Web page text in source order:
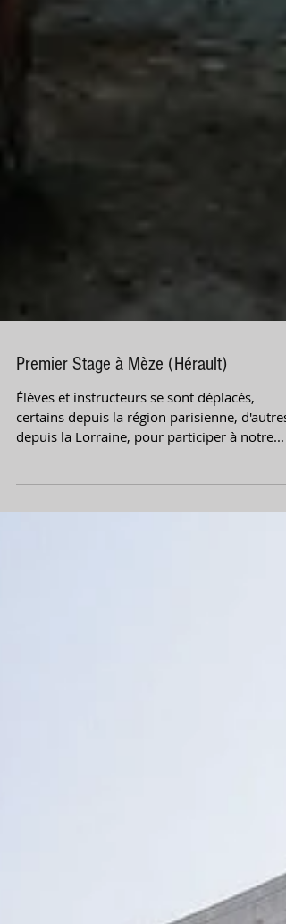
Premier Stage à Mèze (Hérault)
Élèves et instructeurs se sont déplacés,
depuis la Lorraine, pour participer à notre...